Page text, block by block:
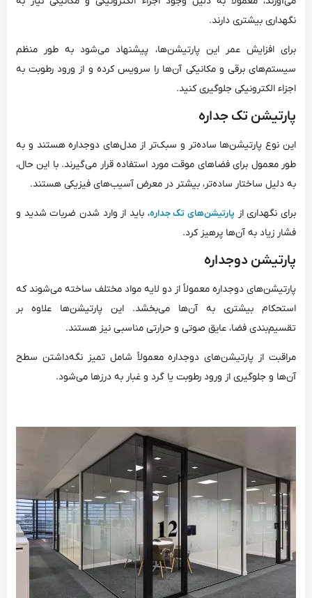
نگهداری بیشتری دارند.
برای افزایش عمر این پارتیشن‌ها، پیشنهاد می‌شود به طور منظم
سیستم‌های برقی و مکانیکی آن‌ها را سرویس کرده و از ورود رطوبت به
اجزاء الکترونیکی جلوگیری کنید.
پارتیشن تک جداره
این نوع پارتیشن‌ها ساده‌تر و سبک‌تر از مدل‌های دوجداره هستند و به
طور معمول برای فضاهای موقت مورد استفاده قرار می‌گیرند. با این حال،
به دلیل ساختار ساده‌تر، بیشتر در معرض آسیب‌های فیزیکی هستند.
برای نگهداری از پارتیشن‌های تک جداره، باید از وارد شدن ضربات شدید و
فشار زیاد به آن‌ها پرهیز کرد.
پارتیشن دوجداره
پارتیشن‌های دوجداره معمولاً از دو لایه مواد مختلف ساخته می‌شوند که
استحکام بیشتری به آن‌ها می‌بخشد. این پارتیشن‌ها علاوه بر
تقسیم‌بندی فضا، عایق صوتی و حرارتی مناسبی نیز هستند.
مراقبت از پارتیشن‌های دوجداره معمولاً شامل تمیز نگه‌داشتن سطح
آن‌ها و جلوگیری از ورود رطوبت یا گرد و غبار به درزها می‌شود.